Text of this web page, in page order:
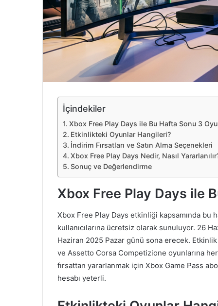
e
k
İçindekiler
Xbox Free Play Days ile Bu Hafta Sonu 3
Etkinlikteki Oyunlar Hangileri?
İndirim Fırsatları ve Satın Alma Seçenekleri
Xbox Free Play Days Nedir, Nasıl
Sonuç ve Değerlendirme
Xbox Free Play Days ile
Xbox Free Play Days etkinliği kapsamında bu
kullanıcılarına ücretsiz olarak sunuluyor. 26
Haziran 2025 Pazar günü sona erecek.
ve Assetto Corsa Competizione oyunlarına
fırsattan yararlanmak için Xbox Game Pass
hesabı yeterli.